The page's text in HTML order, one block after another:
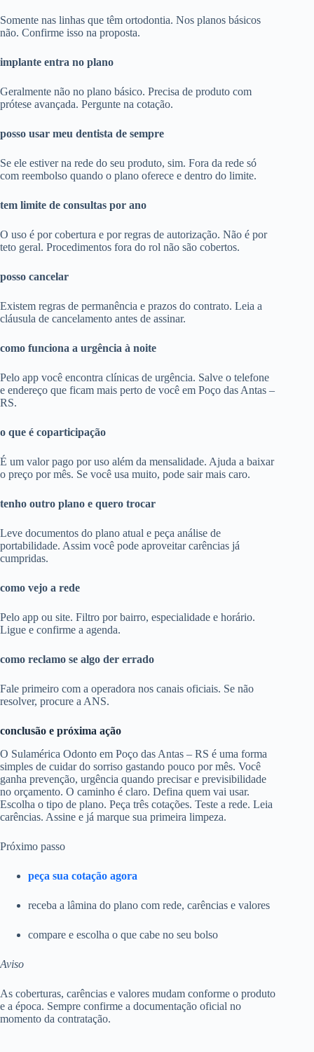
Somente nas linhas que têm ortodontia. Nos planos básicos
não. Confirme isso na proposta.
implante entra no plano
Geralmente não no plano básico. Precisa de produto com
prótese avançada. Pergunte na cotação.
posso usar meu dentista de sempre
Se ele estiver na rede do seu produto, sim. Fora da rede só
com reembolso quando o plano oferece e dentro do limite.
tem limite de consultas por ano
O uso é por cobertura e por regras de autorização. Não é por
teto geral. Procedimentos fora do rol não são cobertos.
posso cancelar
Existem regras de permanência e prazos do contrato. Leia a
cláusula de cancelamento antes de assinar.
como funciona a urgência à noite
Pelo app você encontra clínicas de urgência. Salve o telefone
e endereço que ficam mais perto de você em Poço das Antas –
RS.
o que é coparticipação
É um valor pago por uso além da mensalidade. Ajuda a baixar
o preço por mês. Se você usa muito, pode sair mais caro.
tenho outro plano e quero trocar
Leve documentos do plano atual e peça análise de
portabilidade. Assim você pode aproveitar carências já
cumpridas.
como vejo a rede
Pelo app ou site. Filtro por bairro, especialidade e horário.
Ligue e confirme a agenda.
como reclamo se algo der errado
Fale primeiro com a operadora nos canais oficiais. Se não
resolver, procure a ANS.
conclusão e próxima ação
O Sulamérica Odonto em Poço das Antas – RS é uma forma
simples de cuidar do sorriso gastando pouco por mês. Você
ganha prevenção, urgência quando precisar e previsibilidade
no orçamento. O caminho é claro. Defina quem vai usar.
Escolha o tipo de plano. Peça três cotações. Teste a rede. Leia
carências. Assine e já marque sua primeira limpeza.
Próximo passo
peça sua cotação agora
receba a lâmina do plano com rede, carências e valores
compare e escolha o que cabe no seu bolso
Aviso
As coberturas, carências e valores mudam conforme o produto
e a época. Sempre confirme a documentação oficial no
momento da contratação.